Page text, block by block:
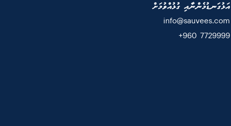
އަޅުގަނޑުމެންނާއި ގުޅުއްވުމަށް
info@sauvees.com
7729999 960+